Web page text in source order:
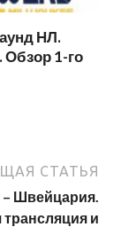
НЛ.
Обзор 1-го
СТАТЬЯ
Швейцария.
и